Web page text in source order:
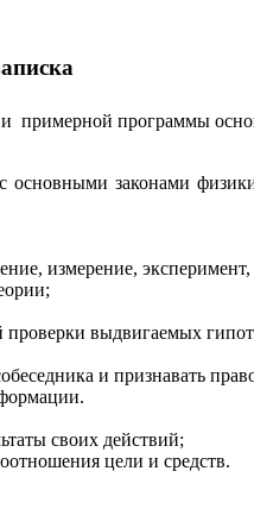
и примерной программы
законами
измерение,
проверки выдвигаемых
и признавать
своих действий;
цели и средств.